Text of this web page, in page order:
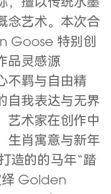
，擅以传统水墨
念艺术。本次合
Goose 特别创
品灵感源
不羁与自由精
自我表达与无界
艺术家在创作中
生肖寓意与新年
造的的马年“踏
绎 Golden